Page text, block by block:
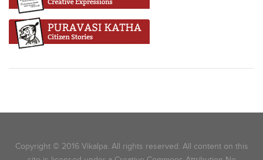
Copyright © 2016 Vikalpa. All rights reserved. All content on this